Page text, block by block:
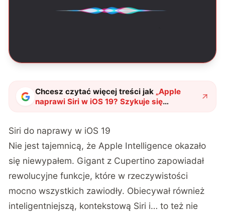
Chcesz czytać więcej treści jak „Apple
naprawi Siri w iOS 19? Szykuje się
gruntowna przebudowa"?
Siri do naprawy w iOS 19
Nie jest tajemnicą, że Apple Intelligence okazało
się niewypałem. Gigant z Cupertino zapowiadał
rewolucyjne funkcje, które w rzeczywistości
mocno wszystkich zawiodły. Obiecywał również
inteligentniejszą, kontekstową Siri i… to też nie